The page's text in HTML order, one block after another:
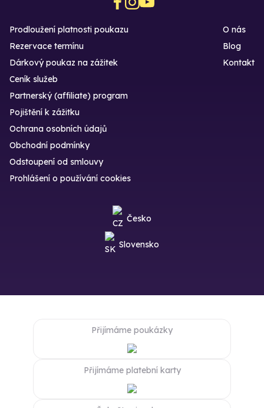
Prodloužení platnosti poukazu
Rezervace termínu
Dárkový poukaz na zážitek
O nás
Blog
Kontakt
Ceník služeb
Partnerský (affiliate) program
Pojištění k zážitku
Ochrana osobních údajů
Obchodní podmínky
Odstoupení od smlouvy
Prohlášení o používání cookies
Česko
Slovensko
Přijímáme poukázky
Přijímáme platební karty